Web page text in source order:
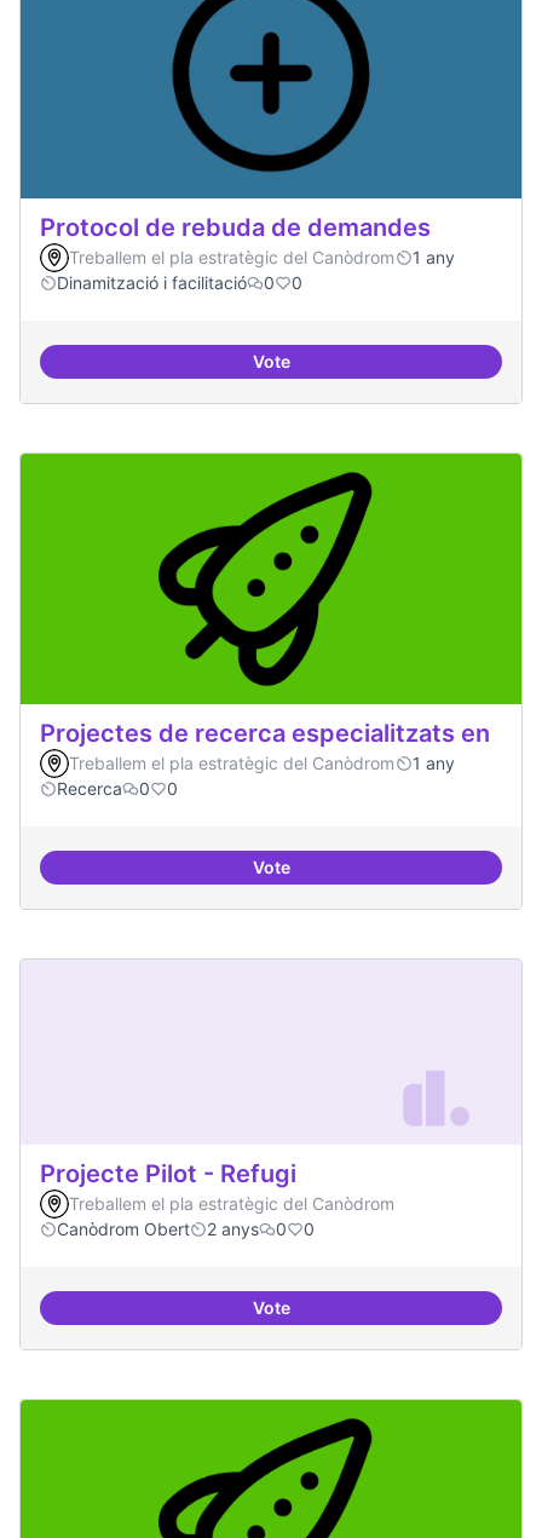
Protocol de rebuda de demandes
Treballem el pla estratègic del Canòdrom
1 any
Dinamització i facilitació
0 0
VoteProtocol de rebuda de demandes
Projectes de recerca especialitzats en
Treballem el pla estratègic del Canòdrom
1 any
Recerca
0 0
VoteProjectes de recerca
Projecte Pilot - Refugi
Treballem el pla estratègic del Canòdrom
Canòdrom Obert
2 anys 0 0
VoteProjecte Pilot - Refugi